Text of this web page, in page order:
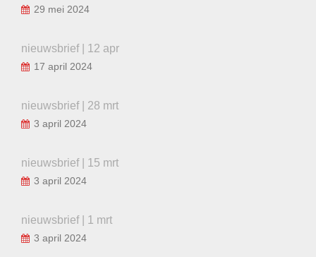
29 mei 2024
nieuwsbrief | 12 apr
17 april 2024
nieuwsbrief | 28 mrt
3 april 2024
nieuwsbrief | 15 mrt
3 april 2024
nieuwsbrief | 1 mrt
3 april 2024